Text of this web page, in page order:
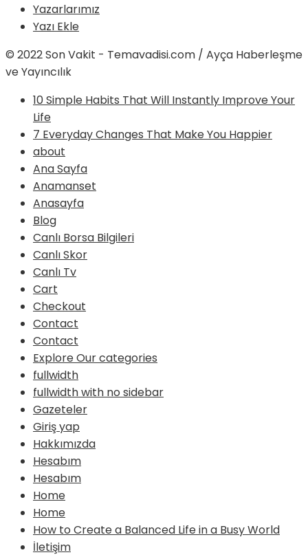
Yazarlarımız
Yazı Ekle
© 2022 Son Vakit - Temavadisi.com / Ayça Haberleşme
ve Yayıncılık
10 Simple Habits That Will Instantly Improve Your
Life
7 Everyday Changes That Make You Happier
about
Ana Sayfa
Anamanset
Anasayfa
Blog
Canlı Borsa Bilgileri
Canlı Skor
Canlı Tv
Cart
Checkout
Contact
Contact
Explore Our categories
fullwidth
fullwidth with no sidebar
Gazeteler
Giriş yap
Hakkımızda
Hesabım
Hesabım
Home
Home
How to Create a Balanced Life in a Busy World
İletişim